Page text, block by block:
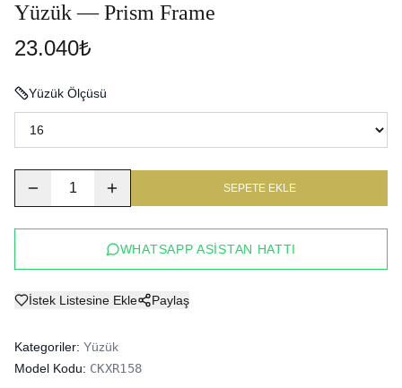
Yüzük — Prism Frame
23.040₺
Yüzük Ölçüsü
1 SEPETE EKLE
WHATSAPP ASISTAN HATTI
İstek Listesine Ekle Paylaş
Kategoriler: Yüzük
Model Kodu: CKXR158